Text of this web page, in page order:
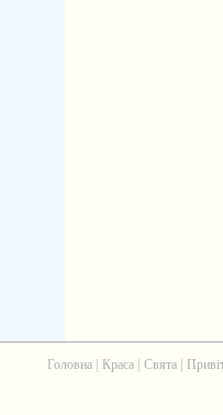
Головна| Краса| Свята|